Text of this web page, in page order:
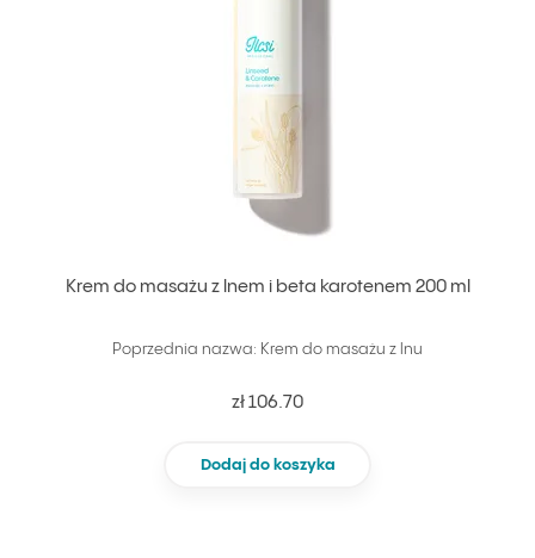
Krem do masażu z lnem i beta karotenem 200 ml
Poprzednia nazwa: Krem do masażu z lnu
zł 106.70
Dodaj do koszyka